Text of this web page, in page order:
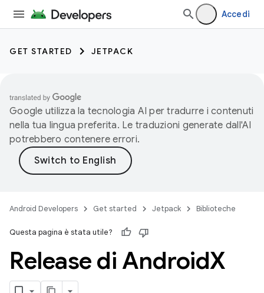
Accedi
GET STARTED JETPACK
Google utilizza la tecnologia AI per tradurre i contenuti
nella tua lingua preferita. Le traduzioni generate dall'AI
potrebbero contenere errori.
Android Developers Get started Jetpack Biblioteche
Questa pagina è stata utile?
Release di AndroidX